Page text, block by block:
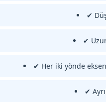
✔
✔
✔ Her iki yönde
✔